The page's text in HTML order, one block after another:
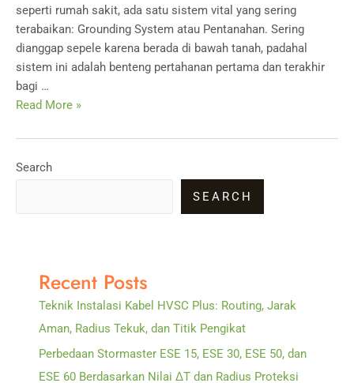
seperti rumah sakit, ada satu sistem vital yang sering
terabaikan: Grounding System atau Pentanahan. Sering
dianggap sepele karena berada di bawah tanah, padahal
sistem ini adalah benteng pertahanan pertama dan terakhir
bagi …
Pengertian
System:
Fungsi,
Read More »
Search
SEARCH
Recent Posts
Teknik Instalasi Kabel HVSC Plus: Routing, Jarak
Aman, Radius Tekuk, dan Titik Pengikat
Perbedaan Stormaster ESE 15, ESE 30, ESE 50, dan
ESE 60 Berdasarkan Nilai ΔT dan Radius Proteksi